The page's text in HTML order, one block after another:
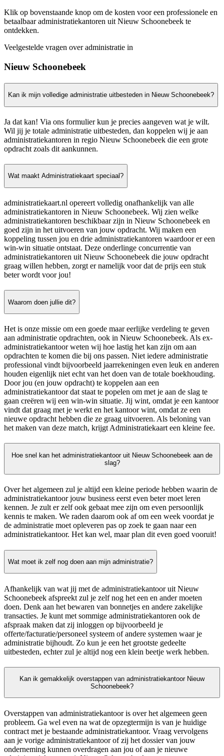
Klik op bovenstaande knop om de kosten voor een professionele en
betaalbaar administratiekantoren uit Nieuw Schoonebeek te
ontdekken.
Veelgestelde vragen over administratie in
Nieuw Schoonebeek
Kan ik mijn volledige administratie uitbesteden in Nieuw Schoonebeek?
Ja dat kan! Via ons formulier kun je precies aangeven wat je wilt.
Wil jij je totale administratie uitbesteden, dan koppelen wij je aan
administratiekantoren in regio Nieuw Schoonebeek die een grote
opdracht zoals dit aankunnen.
Wat maakt Administratiekaart speciaal?
administratiekaart.nl opereert volledig onafhankelijk van alle
administratiekantoren in Nieuw Schoonebeek. Wij zien welke
administratiekantoren beschikbaar zijn in Nieuw Schoonebeek en
goed zijn in het uitvoeren van jouw opdracht. Wij maken een
koppeling tussen jou en drie administratiekantoren waardoor er een
win-win situatie ontstaat. Deze onderlinge concurrentie van
administratiekantoren uit Nieuw Schoonebeek die jouw opdracht
graag willen hebben, zorgt er namelijk voor dat de prijs een stuk
beter wordt voor jou!
Waarom doen jullie dit?
Het is onze missie om een goede maar eerlijke verdeling te geven
aan administratie opdrachten, ook in Nieuw Schoonebeek. Als ex-
administratiekantoor weten wij hoe lastig het kan zijn om aan
opdrachten te komen die bij ons passen. Niet iedere administratie
professional vindt bijvoorbeeld jaarrekeningen even leuk en anderen
houden eigenlijk niet echt van het doen van de totale boekhouding.
Door jou (en jouw opdracht) te koppelen aan een
administratiekantoor dat staat te popelen om met je aan de slag te
gaan creëren wij een win-win situatie. Jij wint, omdat je een kantoor
vindt dat graag met je werkt en het kantoor wint, omdat ze een
nieuwe opdracht hebben die ze graag uitvoeren. Als beloning van
het maken van deze match, krijgt Administratiekaart een kleine fee.
Hoe snel kan het administratiekantoor uit Nieuw Schoonebeek aan de
slag?
Over het algemeen zul je altijd een kleine periode hebben waarin de
administratiekantoor jouw business eerst even beter moet leren
kennen. Je zult er zelf ook gebaat mee zijn om even persoonlijk
kennis te maken. We raden daarom ook af om een week voordat je
de administratie moet opleveren pas op zoek te gaan naar een
administratiekantoor. Het kan wel, maar plan dit even goed vooruit!
Wat moet ik zelf nog doen aan mijn administratie?
Afhankelijk van wat jij met de administratiekantoor uit Nieuw
Schoonebeek afspreekt zul je zelf nog het een en ander moeten
doen. Denk aan het bewaren van bonnetjes en andere zakelijke
transacties. Je kunt met sommige administratiekantoren ook de
afspraak maken dat zij inloggen op bijvoorbeeld je
offerte/facturatie/personeel systeem of andere systemen waar je
administratie bijhoudt. Zo kun je een het grootste gedeelte
uitbesteden, echter zul je altijd nog een klein beetje werk hebben.
Kan ik gemakkelijk overstappen van administratiekantoor Nieuw
Schoonebeek?
Overstappen van administratiekantoor is over het algemeen geen
probleem. Ga wel even na wat de opzegtermijn is van je huidige
contract met je bestaande administratiekantoor. Vraag vervolgens
aan je vorige administratiekantoor of zij het dossier van jouw
onderneming kunnen overdragen aan jou of aan je nieuwe